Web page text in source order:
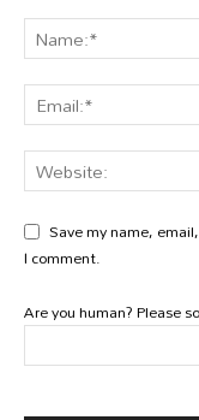
Save my name,
I comment.
Are you human? Please